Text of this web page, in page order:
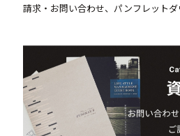
請求・お問い合わせ、パンフレットダ